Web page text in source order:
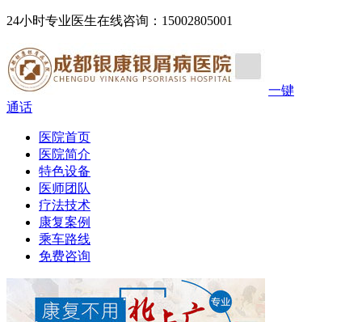
24小时专业医生在线咨询：15002805001
一键
通话
医院首页
医院简介
特色设备
医师团队
疗法技术
康复案例
乘车路线
免费咨询